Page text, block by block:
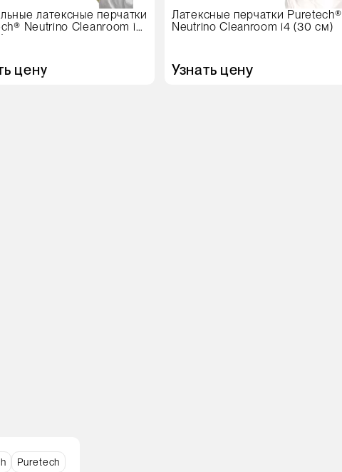
латексные перчатки
Neutrino Cleanroom i6
цену
Латексные перчатки Puretech®
Neutrino Cleanroom i4 (30 см)
Узнать цену
Puretech